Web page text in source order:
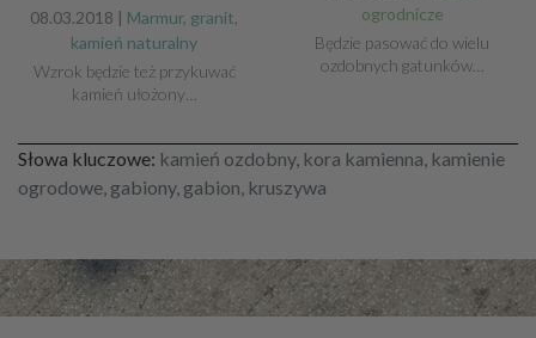
08.03.2018 | Marmur, granit,
kamień naturalny
Wzrok będzie też przykuwać
kamień ułożony…
ogrodnicze
Będzie pasować do wielu
ozdobnych gatunków…
Słowa kluczowe: kamień ozdobny, kora kamienna, kamienie
ogrodowe, gabiony, gabion, kruszywa